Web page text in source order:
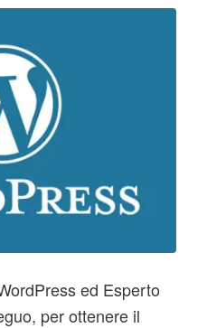
ed Esperto
per ottenere il